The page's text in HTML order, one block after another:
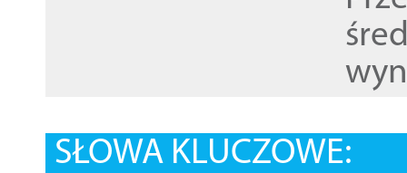
SŁOWA KLUCZOWE: